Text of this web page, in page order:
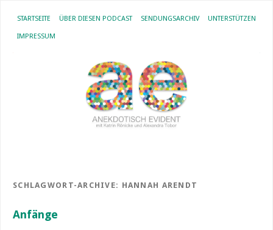
STARTSEITE ÜBER DIESEN PODCAST SENDUNGSARCHIV UNTERSTÜTZEN
IMPRESSUM
SCHLAGWORT-ARCHIVE: HANNAH ARENDT
Anfänge